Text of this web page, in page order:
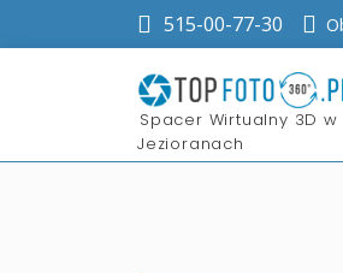
515-00-77-30
​Spacer Wirtualny 3D w
Jezioranach